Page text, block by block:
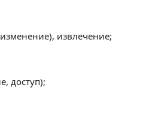
извлечение;
доступ);